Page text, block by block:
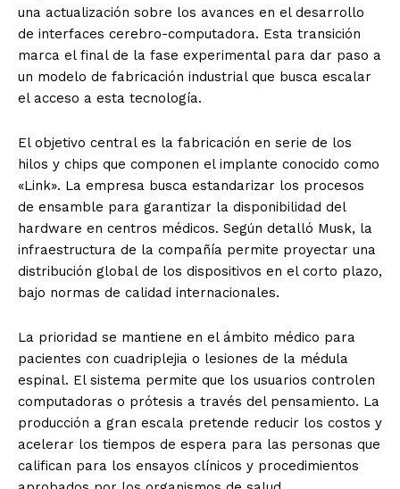
una actualización sobre los avances en el desarrollo
de interfaces cerebro-computadora. Esta transición
marca el final de la fase experimental para dar paso a
un modelo de fabricación industrial que busca escalar
el acceso a esta tecnología.
El objetivo central es la fabricación en serie de los
hilos y chips que componen el implante conocido como
«Link». La empresa busca estandarizar los procesos
de ensamble para garantizar la disponibilidad del
hardware en centros médicos. Según detalló Musk, la
infraestructura de la compañía permite proyectar una
distribución global de los dispositivos en el corto plazo,
bajo normas de calidad internacionales.
La prioridad se mantiene en el ámbito médico para
pacientes con cuadriplejia o lesiones de la médula
espinal. El sistema permite que los usuarios controlen
computadoras o prótesis a través del pensamiento. La
producción a gran escala pretende reducir los costos y
acelerar los tiempos de espera para las personas que
califican para los ensayos clínicos y procedimientos